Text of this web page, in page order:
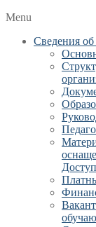
Menu
Сведения об